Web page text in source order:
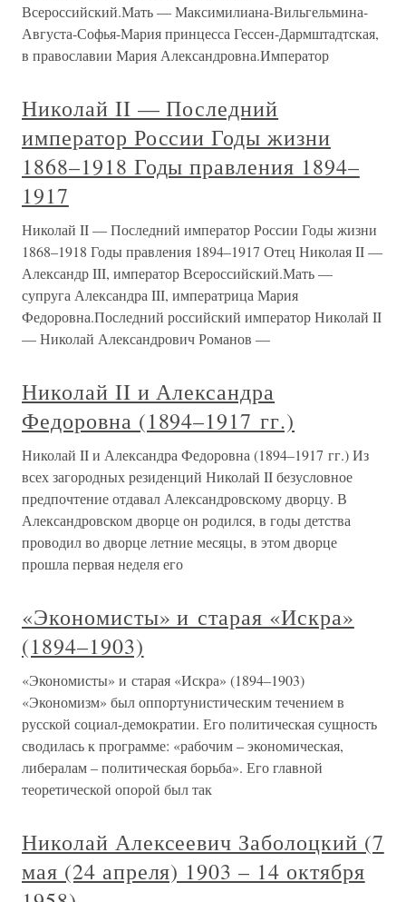
Всероссийский.Мать — Максимилиана-Вильгельмина-
Августа-Софья-Мария принцесса Гессен-Дармштадтская,
в православии Мария Александровна.Император
Николай II — Последний
император России Годы жизни
1868–1918 Годы правления 1894–
1917
Николай II — Последний император России Годы жизни
1868–1918 Годы правления 1894–1917 Отец Николая II —
Александр III, император Всероссийский.Мать —
супруга Александра III, императрица Мария
Федоровна.Последний российский император Николай II
— Николай Александрович Романов —
Николай II и Александра
Федоровна (1894–1917 гг.)
Николай II и Александра Федоровна (1894–1917 гг.) Из
всех загородных резиденций Николай II безусловное
предпочтение отдавал Александровскому дворцу. В
Александровском дворце он родился, в годы детства
проводил во дворце летние месяцы, в этом дворце
прошла первая неделя его
«Экономисты» и старая «Искра»
(1894–1903)
«Экономисты» и старая «Искра» (1894–1903)
«Экономизм» был оппортунистическим течением в
русской социал-демократии. Его политическая сущность
сводилась к программе: «рабочим – экономическая,
либералам – политическая борьба». Его главной
теоретической опорой был так
Николай Алексеевич Заболоцкий (7
мая (24 апреля) 1903 – 14 октября